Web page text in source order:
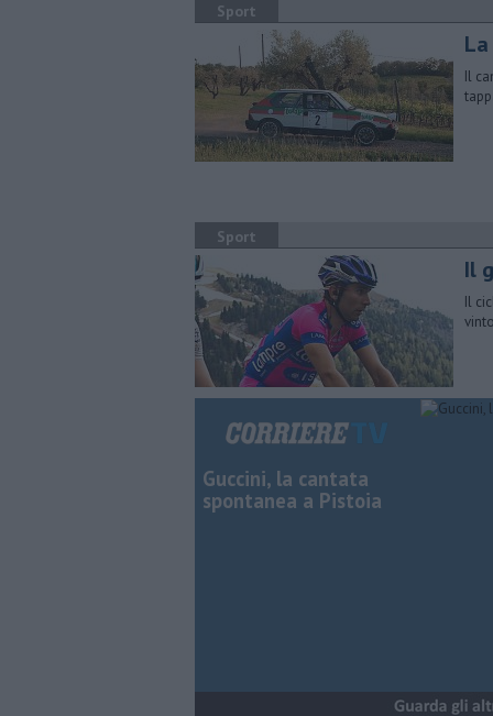
Sport
Il
Sport
Il
Il
Guccini, la cantata
spontanea a Pistoia